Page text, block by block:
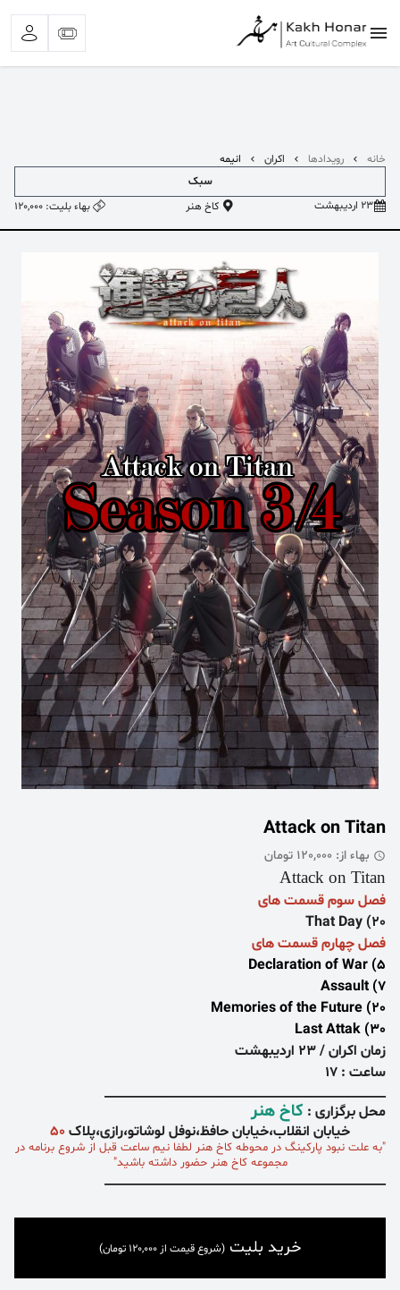
#کلاغ خونی #تئاتر اجتماعی #تئاتر شهر
خانه رویدادها اکران
انیمه
سبک
23 اردیبهشت
کاخ هنر بهاء بلیت: 120,000
Attack on Titan
بهاء از: 120,000 تومان
Attack on Titan
فصل سومقسمت های
20) That Day
فصل چهارمقسمت های
5) Declaration of War
7) Assault
20) Memories of the Future
30) Last Attak
زمان اکران / 23 اردیبهشت
ساعت : 17
_____________________________________________
محل برگزاری : کاخ هنر
خیابان انقلاب،خیابان حافظ،نوفل لوشاتو،رازی،پلاک ۵۰
"به علت نبود پارکینگ در محوطه کاخ هنر لطفا نیم ساعت قبل از شروع برنامه در
مجموعه کاخ هنر حضور داشته باشید"
_____________________________________________
خرید بلیت (شروع قیمت از 120,000 تومان)